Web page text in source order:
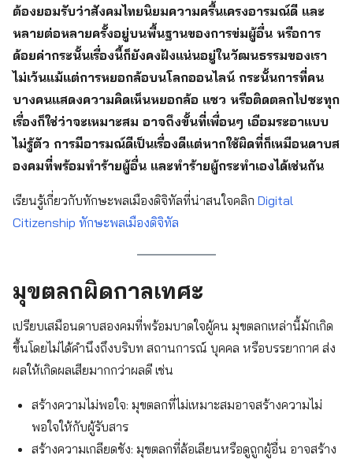
ต้องยอมรับว่าสังคมไทยนิยมความครื้นเครงอารมณ์ดี และ
หลายต่อหลายครั้งอยู่บนพื้นฐานของการข่มผู้อื่น หรือการ
ด้อยค่ากระนั้นเรื่องนี้ก็ยังคงฝังแน่นอยู่ในวัฒนธรรมของเรา
ไม่เว้นแม้แต่การหยอกล้อบนโลกออนไลน์ กระนั้นการที่คน
บางคนแสดงความคิดเห็นหยอกล้อ แซว หรือติดตลกไปซะทุก
เรื่องก็ใช่ว่าจะเหมาะสม อาจถึงขั้นที่เพื่อนๆ เอือมระอาแบบ
ไม่รู้ตัว การมีอารมณ์ดีเป็นเรื่องดีแต่หากใช้ผิดที่ก็เหมือนดาบส
องคมที่พร้อมทำร้ายผู้อื่น และทำร้ายผู้กระทำเองได้เช่นกัน
เรียนรู้เกี่ยวกับทักษะพลเมืองดิจิทัลที่น่าสนใจคลิก Digital
Citizenship ทักษะพลเมืองดิจิทัล
มุขตลกผิดกาลเทศะ
เปรียบเสมือนดาบสองคมที่พร้อมบาดใจผู้คน มุขตลกเหล่านี้มักเกิด
ขึ้นโดยไม่ได้คำนึงถึงบริบท สถานการณ์ บุคคล หรือบรรยากาศ ส่ง
ผลให้เกิดผลเสียมากกว่าผลดี เช่น
สร้างความไม่พอใจ: มุขตลกที่ไม่เหมาะสมอาจสร้างความไม่
พอใจให้กับผู้รับสาร
สร้างความเกลียดชัง: มุขตลกที่ล้อเลียนหรือดูถูกผู้อื่น อาจสร้าง